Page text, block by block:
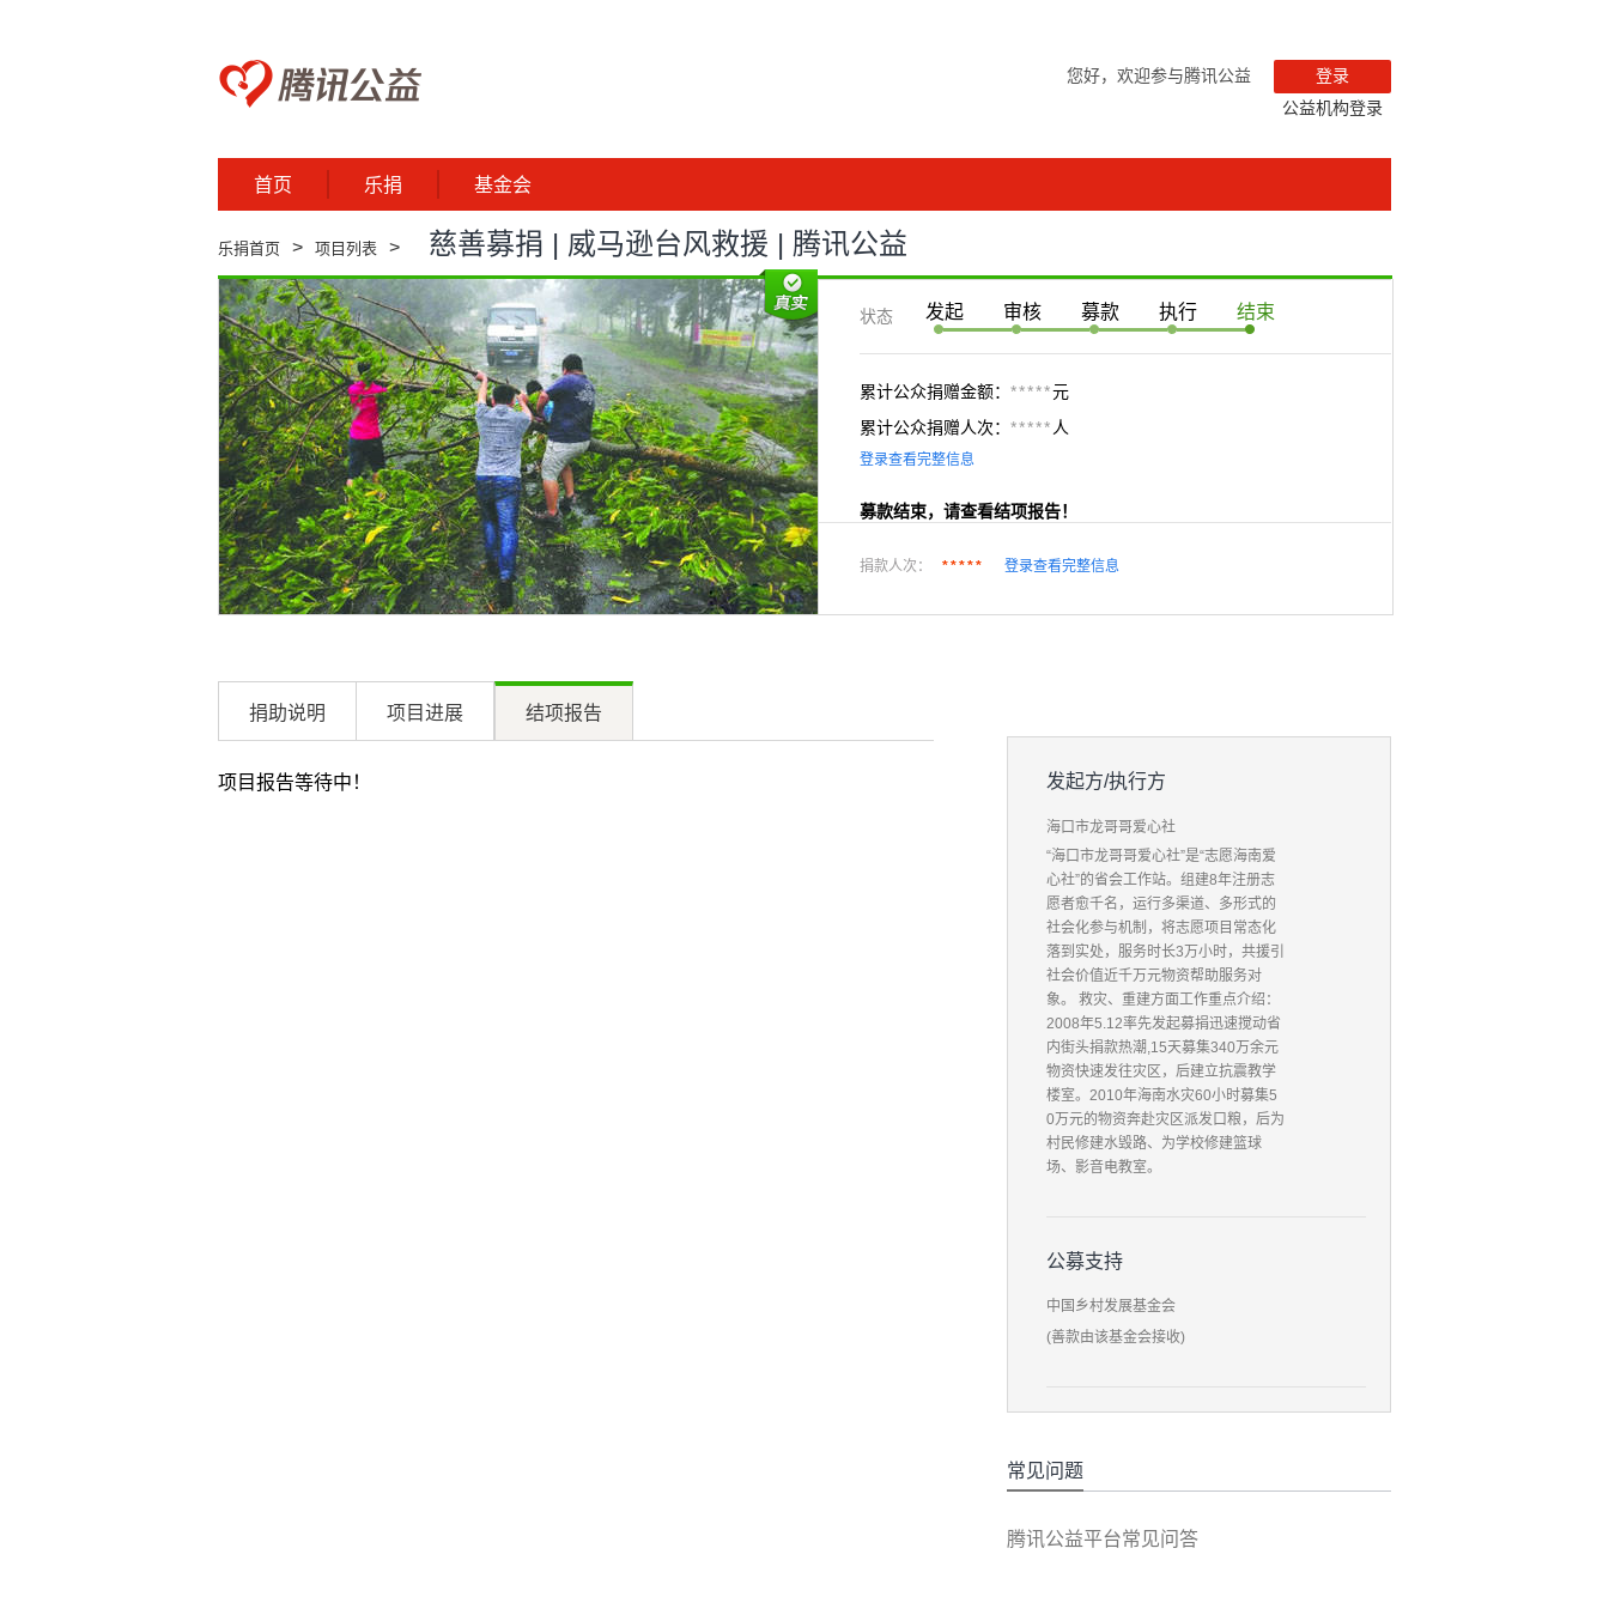
您好，欢迎参与腾讯公益
登录
公益机构登录
首页 乐捐 基金会
乐捐首页 > 项目列表 > 慈善募捐 | 威马逊台风救援 | 腾讯公益
状态 发起 审核 募款 执行 结束
累计公众捐赠金额： *****元
累计公众捐赠人次： ***** 人
登录查看完整信息
募款结束，请查看结项报告！
捐款人次： ***** 登录查看完整信息
捐助说明 项目进展 结项报告
项目报告等待中！ 发起方/执行方
海口市龙哥哥爱心社
“海口市龙哥哥爱心社”是“志愿海南爱
心社”的省会工作站。组建8年注册志
愿者愈千名，运行多渠道、多形式的
社会化参与机制，将志愿项目常态化
落到实处，服务时长3万小时，共援引
社会价值近千万元物资帮助服务对
象。 救灾、重建方面工作重点介绍：
2008年5.12率先发起募捐迅速搅动省
内街头捐款热潮,15天募集340万余元
物资快速发往灾区，后建立抗震教学
楼室。2010年海南水灾60小时募集5
0万元的物资奔赴灾区派发口粮，后为
村民修建水毁路、为学校修建篮球
场、影音电教室。
公募支持
中国乡村发展基金会
(善款由该基金会接收)
常见问题
腾讯公益平台常见问答